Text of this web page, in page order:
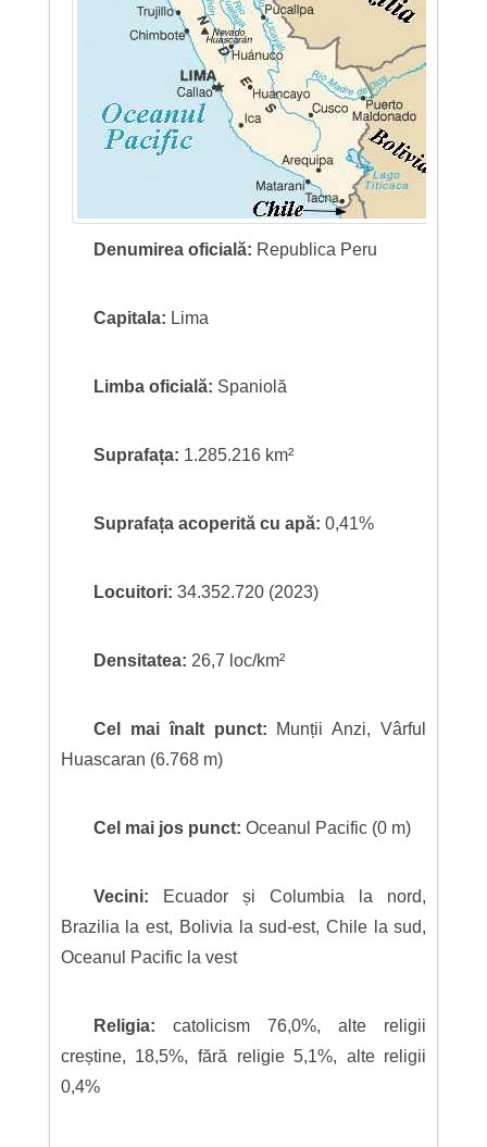
Denumirea oficială: Republica Peru
Capitala: Lima
Limba oficială: Spaniolă
Suprafața: 1.285.216 km²
Suprafața acoperită cu apă: 0,41%
Locuitori: 34.352.720 (2023)
Densitatea: 26,7 loc/km²
Cel mai înalt punct: Munții Anzi, Vârful
Huascaran (6.768 m)
Cel mai jos punct: Oceanul Pacific (0 m)
Vecini:
Ecuador și Columbia la nord,
Brazilia la est, Bolivia la sud-est, Chile la sud,
Oceanul Pacific la vest
Religia: catolicism 76,0%, alte religii
creștine, 18,5%, fără religie 5,1%, alte religii
0,4%